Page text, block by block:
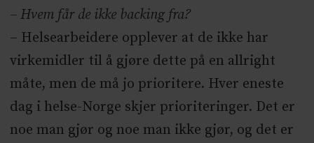
– Hvem får de ikke backing fra?
– Helsearbeidere opplever at de ikke har
virkemidler til å gjøre dette på en allright
måte, men de må jo prioritere. Hver eneste
dag i helse-Norge skjer prioriteringer. Det er
noe man gjør og noe man ikke gjør, og det er